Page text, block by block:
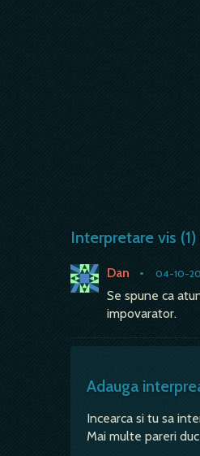
Interpretare vis (1)
Dan • 04-10-
Se spune ca
impovarator.
Adauga
Incearca si tu sa
Mai multe pareri